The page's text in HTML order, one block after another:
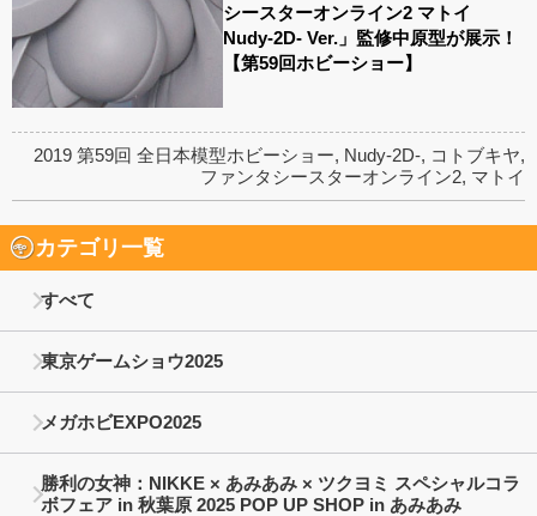
シースターオンライン2 マトイ
Nudy-2D- Ver.」監修中原型が展示！
【第59回ホビーショー】
2019 第59回 全日本模型ホビーショー, Nudy-2D-, コトブキヤ,
ファンタシースターオンライン2, マトイ
カテゴリ一覧
すべて
東京ゲームショウ2025
メガホビEXPO2025
勝利の女神：NIKKE × あみあみ × ツクヨミ スペシャルコラ
ボフェア in 秋葉原 2025 POP UP SHOP in あみあみ